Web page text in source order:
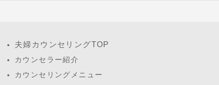
夫婦カウンセリングTOP
カウンセラー紹介
カウンセリングメニュー